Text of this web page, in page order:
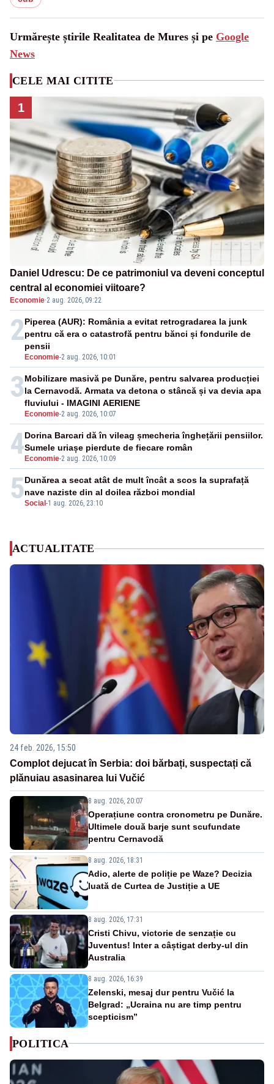
Urmărește știrile Realitatea de Mures și pe Google
News
CELE MAI CITITE
1
Daniel Udrescu: De ce patrimoniul va deveni conceptul
central al economiei viitoare?
Economie·2 aug. 2026, 09:22
2
Economie-2 aug. 2026, 10:01
Piperea (AUR): România a evitat retrogradarea la junk
pentru că era o catastrofă pentru bănci și fondurile de
pensii
3
Economie-2 aug. 2026, 10:07
Mobilizare masivă pe Dunăre, pentru salvarea producției
la Cernavodă. Armata va detona o stâncă și va devia apa
fluviului - IMAGINI AERIENE
4 Economie-2 aug. 2026, 10:09
Dorina Barcari dă în vileag șmecheria înghețării pensiilor.
Sumele uriașe pierdute de fiecare român
5Social -1 aug. 2026, 23:10
Dunărea a secat atât de mult încât a scos la suprafață
nave naziste din al doilea război mondial
ACTUALITATE
24 feb. 2026, 15:50
Complot dejucat în Serbia: doi bărbați, suspectați că
plănuiau asasinarea lui Vučić
8 aug. 2026, 20:07
Operațiune contra cronometru pe Dunăre.
Ultimele două barje sunt scufundate
pentru Cernavodă
8 aug. 2026, 18:31
Adio, alerte de poliție pe Waze? Decizia
luată de Curtea de Justiție a UE
8 aug. 2026, 17:31
Cristi Chivu, victorie de senzație cu
Juventus! Inter a câștigat derby-ul din
Australia
8 aug. 2026, 16:39
Zelenski, mesaj dur pentru Vučić la
Belgrad: „Ucraina nu are timp pentru
scepticism”
POLITICA